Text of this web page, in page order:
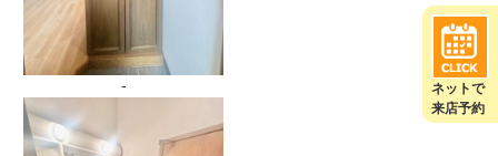
ネットで
来店予約
-